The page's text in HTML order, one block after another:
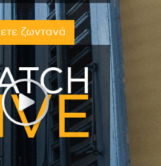
ζωντανά